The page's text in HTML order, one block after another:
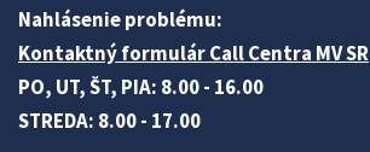
Nahlásenie problému:
Kontaktný formulár Call Centra MV SR
PO, UT, ŠT, PIA: 8.00 - 16.00
STREDA: 8.00 - 17.00